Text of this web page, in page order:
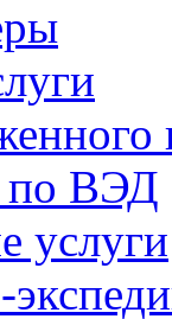
по ВЭД
услуги